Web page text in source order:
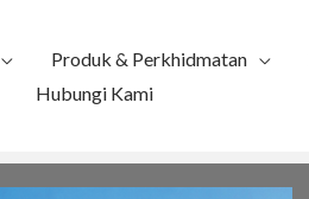
Produk & Perkhidmatan
Hubungi Kami